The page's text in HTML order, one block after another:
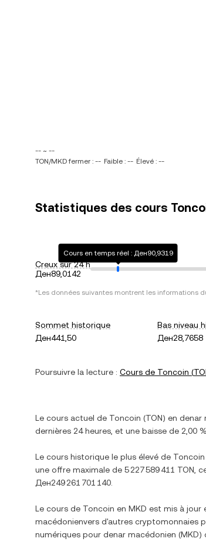
-- ~ --
TON/MKD fermer : -- Faible : -- Élevé : --
Statistiques des cours
Creux sur 24 h
Ден89,0142
Cours en temps réel : Ден90,9319
*Les données suivantes montrent les informations
Sommet historique
Ден441,50
Bas niveau
Ден28,7658
Poursuivre la lecture : Cours de Toncoin (
Le cours actuel de Toncoin (TON) en denar
dernières 24 heures, et une baisse de 2,00 %
Le cours historique le plus élevé de Toncoin
une offre maximale de 5 227 589 411 TON ,
Ден249 261 701 140
Le cours de Toncoin en MKD est mis à jour
macédonienvers d'autres cryptomonnaies
numériques pour denar macédonien (MKD)